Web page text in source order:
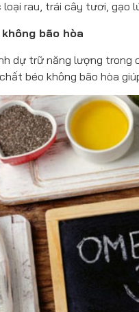
rau, trái cây tươi, gạo
bão hòa
dự trữ năng lượng
béo không bão hòa